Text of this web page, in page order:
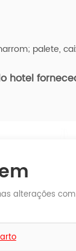
palete,
hotel
alterações